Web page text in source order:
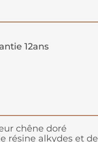
12ans
chêne doré
résine alkydes et de